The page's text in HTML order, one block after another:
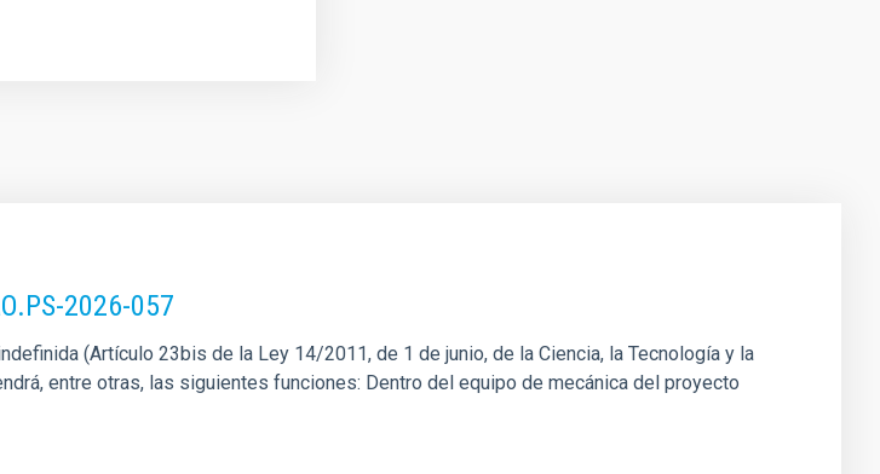
2026-057
(Artículo 23bis de la Ley 14/2011, de 1 de junio, de la Ciencia, la Tecnología y la
entre otras, las siguientes funciones: Dentro del equipo de mecánica del proyecto